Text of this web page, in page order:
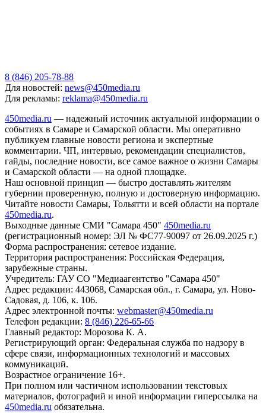
8 (846) 205-78-88
Для новостей: news@450media.ru
Для рекламы: reklama@450media.ru
450media.ru — надежный источник актуальной информации о
событиях в Самаре и Самарской области. Мы оперативно
публикуем главные новости региона и экспертные
комментарии. ЧП, интервью, рекомендации специалистов,
гайды, последние новости, все самое важное о жизни Самары
и Самарской области — на одной площадке.
Наш основной принцип — быстро доставлять жителям
губернии проверенную, полную и достоверную информацию.
Читайте новости Самары, Тольятти и всей области на портале
450media.ru.
Выходные данные СМИ "Самара 450" 450media.ru
(регистрационный номер: ЭЛ № ФС77-90097 от 26.09.2025 г.)
Форма распространения: сетевое издание.
Территория распространения: Российская Федерация,
зарубежные страны.
Учредитель: ГАУ СО "Медиаагентство "Самара 450"
Адрес редакции: 443068, Самарская обл., г. Самара, ул. Ново-
Садовая, д. 106, к. 106.
Адрес электронной почты: webmaster@450media.ru
Телефон редакции: 8 (846) 226-65-66
Главный редактор: Морозова К. А.
Регистрирующий орган: Федеральная служба по надзору в
сфере связи, информационных технологий и массовых
коммуникаций.
Возрастное ограничение 16+.
При полном или частичном использовании текстовых
материалов, фотографий и иной информации гиперссылка на
450media.ru обязательна.